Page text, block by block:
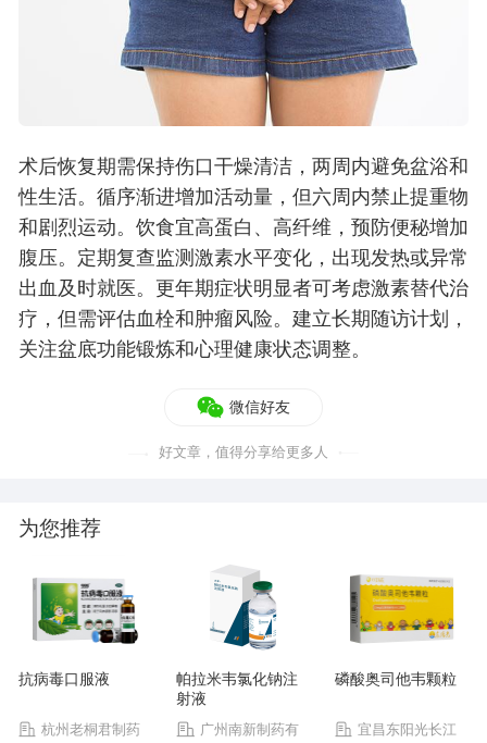
术后恢复期需保持伤口干燥清洁，两周内避免盆浴和
性生活。循序渐进增加活动量，但六周内禁止提重物
和剧烈运动。饮食宜高蛋白、高纤维，预防便秘增加
腹压。定期复查监测激素水平变化，出现发热或异常
出血及时就医。更年期症状明显者可考虑激素替代治
疗，但需评估血栓和肿瘤风险。建立长期随访计划，
关注盆底功能锻炼和心理健康状态调整。
微信好友
好文章，值得分享给更多人
为您推荐
抗病毒口服液
杭州老桐君制药
帕拉米韦氯化钠注
射液
广州南新制药有
磷酸奥司他韦颗粒
宜昌东阳光长江